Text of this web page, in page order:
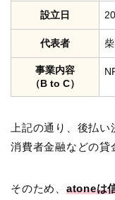
設立日
代表者
事業内容
（B to C）
上記の通り、後払
消費者金融などの貸
そのため、 atoneは